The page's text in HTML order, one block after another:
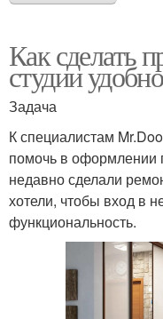
Как сделать
студии
Задача
К специалистам
помочь в
недавно сделали
хотели, чтобы вход в
функциональность.